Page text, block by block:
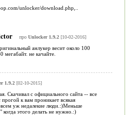
unlocker/download.php,..
про Unlocker 1.9.2[10-02-2016]
анлукер весит около 100
мегабайт. не качайте.
1.9.2[02-10-2015]
Скачивал с официального сайта -- все
к вам проникает всякая
уж недалекие люди.:)Меньше
этого делать не нужно.:)